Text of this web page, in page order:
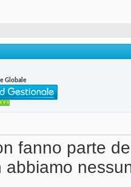
Globale
fanno parte
abbiamo